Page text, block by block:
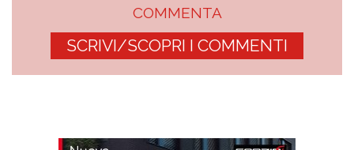
COMMENTA
SCRIVI/SCOPRI I COMMENTI